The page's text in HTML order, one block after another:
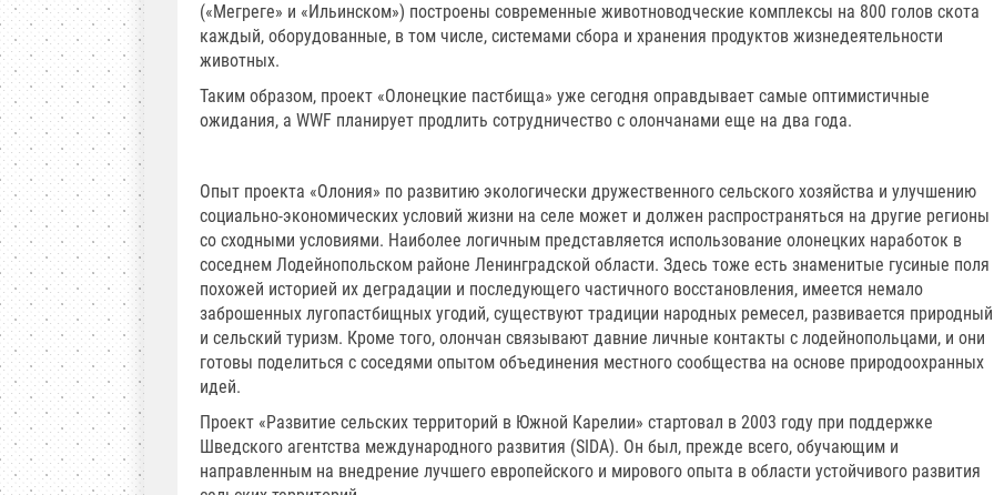
(«Мегреге» и «Ильинском») построены современные животноводческие комплексы на 800 голов скота
каждый, оборудованные, в том числе, системами сбора и хранения продуктов жизнедеятельности
животных.
Таким образом, проект «Олонецкие пастбища» уже сегодня оправдывает самые оптимистичные
ожидания, а WWF планирует продлить сотрудничество с олончанами еще на два года.
Опыт проекта «Олония» по развитию экологически дружественного сельского хозяйства и улучшению
социально-экономических условий жизни на селе может и должен распространяться на другие регионы
со сходными условиями. Наиболее логичным представляется использование олонецких наработок в
соседнем Лодейнопольском районе Ленинградской области. Здесь тоже есть знаменитые гусиные поля
похожей историей их деградации и последующего частичного восстановления, имеется немало
заброшенных лугопастбищных угодий, существуют традиции народных ремесел, развивается природный
и сельский туризм. Кроме того, олончан связывают давние личные контакты с лодейнопольцами, и они
готовы поделиться с соседями опытом объединения местного сообщества на основе природоохранных
идей.
Проект «Развитие сельских территорий в Южной Карелии» стартовал в 2003 году при поддержке
Шведского агентства международного развития (SIDA). Он был, прежде всего, обучающим и
направленным на внедрение лучшего европейского и мирового опыта в области устойчивого развития